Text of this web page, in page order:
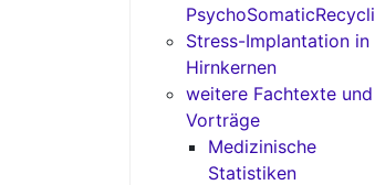
Stress-Implantation in
Hirnkernen
weitere Fachtexte und
Vorträge
Medizinische
Statistiken